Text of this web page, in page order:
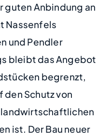
guten Anbindung an
Nassenfels
und Pendler
bleibt das Angebot
begrenzt,
den Schutz von
ist. Der Bau neuer